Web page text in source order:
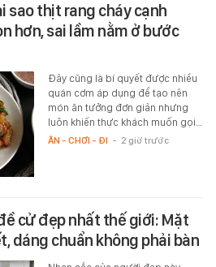
sao thịt rang cháy cạnh
hơn, sai lầm nằm ở bước
Đây cũng là bí quyết được nhiều
quán cơm áp dụng để tạo nên
món ăn tưởng đơn giản nhưng
luôn khiến thực khách muốn gọi…
ĂN - CHƠI - ĐI - 2 giờ trước
cử đẹp nhất thế giới: Mặt
dáng chuẩn không phải bàn